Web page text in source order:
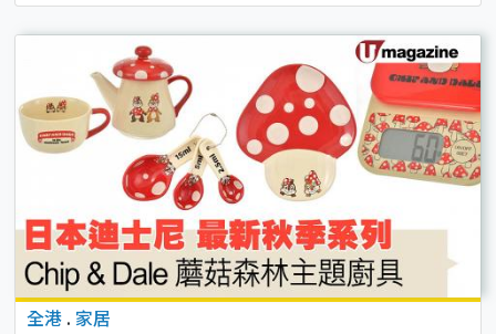
全港 . 家居